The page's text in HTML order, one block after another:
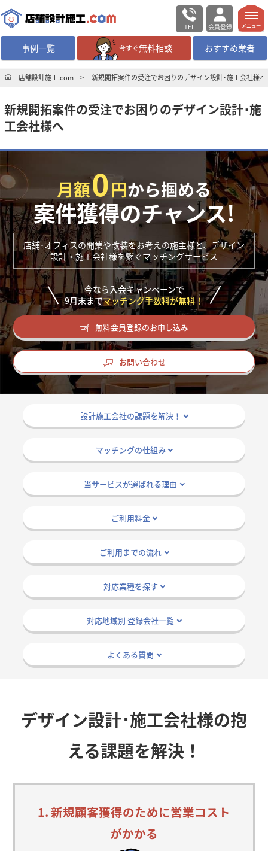
TEL 会員登録
事例一覧 今すぐ無料相談 おすすめ業者
無料相談 ログイン／会員登録
デザイン設計・施工業者を探す
マッチング案件一覧
店舗設計施工.comとは
内装の費用相場シミュレーター
掲載希望のデザイン 設計・施工会社様へ
店舗開業・改装をご検討中の方へ
メニュー
店舗設計施工.com 新規開拓案件の受注でお困りのデザイン設計･施工会社様へ
新規開拓案件の受注でお困りのデザイン設計･施
工会社様へ
月額0円から掴める
案件獲得のチャンス!
店舗･オフィスの開業や改装をお考えの施主様と、デザイン
設計・施工会社様を繋ぐマッチングサービス
今なら入会キャンペーンで
9月末までマッチング手数料が無料！
無料会員登録のお申し込み
お問い合わせ
設計施工会社の課題を解決！
マッチングの仕組み
当サービスが選ばれる理由
ご利用料金
ご利用までの流れ
対応業種を探す
対応地域別 登録会社一覧
よくある質問
デザイン設計･施工会社様の抱
える課題を解決！
1. 新規顧客獲得のために営業コスト
がかかる